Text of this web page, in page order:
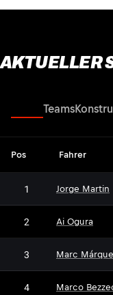
AKTUELLER
Teams
Pos Fahrer
1 Jorge Martin
2 Ai Ogura
3 Marc
4 Marco